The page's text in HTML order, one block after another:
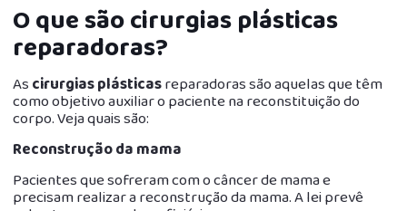
O que são cirurgias plásticas
reparadoras?
Ascirurgias plásticasreparadoras são aquelas que têm
como objetivo auxiliar o paciente na reconstituição do
corpo. Veja quais são:
Reconstrução da mama
Pacientes que sofreram com o câncer de mama e
precisam realizar a reconstrução da mama. A lei prevê